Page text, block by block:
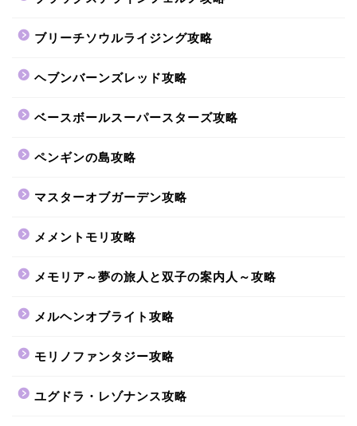
ブリーチソウルライジング攻略
ヘブンバーンズレッド攻略
ベースボールスーパースターズ攻略
ペンギンの島攻略
マスターオブガーデン攻略
メメントモリ攻略
メモリア～夢の旅人と双子の案内人～攻略
メルヘンオブライト攻略
モリノファンタジー攻略
ユグドラ・レゾナンス攻略